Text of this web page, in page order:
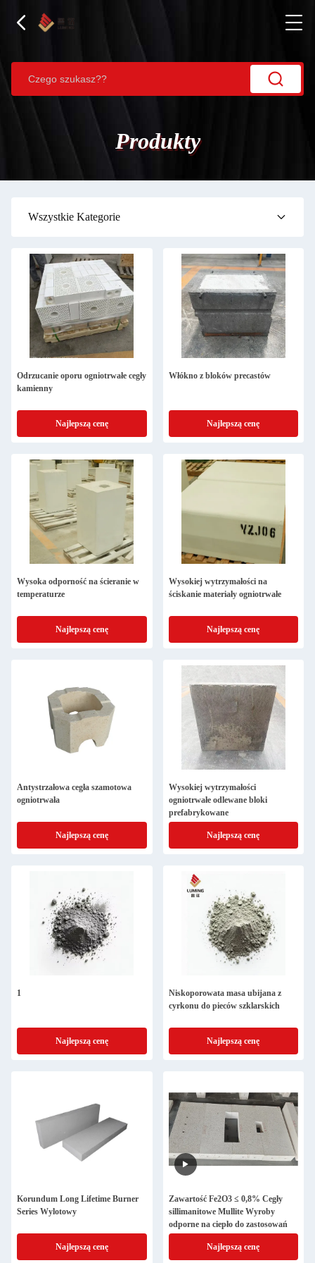
Produkty
Wszystkie Kategorie
Odrzucanie oporu ogniotrwałe cegły
kamienny
Najlepszą cenę
Włókno z bloków precastów
Najlepszą cenę
Wysoka odporność na ścieranie w
temperaturze
Najlepszą cenę
Wysokiej wytrzymałości na
ściskanie materiały ogniotrwałe
Najlepszą cenę
Antystrzałowa cegła szamotowa
ogniotrwała
Najlepszą cenę
Wysokiej wytrzymałości
ogniotrwałe odlewane bloki
prefabrykowane
Najlepszą cenę
1
Najlepszą cenę
Niskoporowata masa ubijana z
cyrkonu do pieców szklarskich
Najlepszą cenę
Korundum Long Lifetime Burner
Series Wylotowy
Najlepszą cenę
Zawartość Fe2O3 ≤ 0,8% Cegły
sillimanitowe Mullite Wyroby
odporne na ciepło do zastosowań
Najlepszą cenę